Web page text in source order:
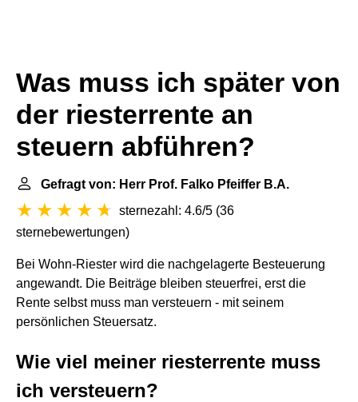
Was muss ich später von
der riesterrente an
steuern abführen?
Gefragt von: Herr Prof. Falko Pfeiffer B.A.
sternezahl: 4.6/5 (36
sternebewertungen)
Bei Wohn-Riester wird die nachgelagerte Besteuerung
angewandt. Die Beiträge bleiben steuerfrei, erst die
Rente selbst muss man versteuern - mit seinem
persönlichen Steuersatz.
Wie viel meiner riesterrente muss
ich versteuern?